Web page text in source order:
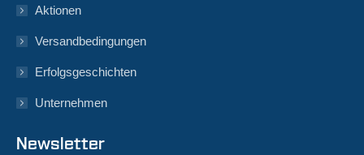
Aktionen
Versandbedingungen
Erfolgsgeschichten
Unternehmen
Newsletter